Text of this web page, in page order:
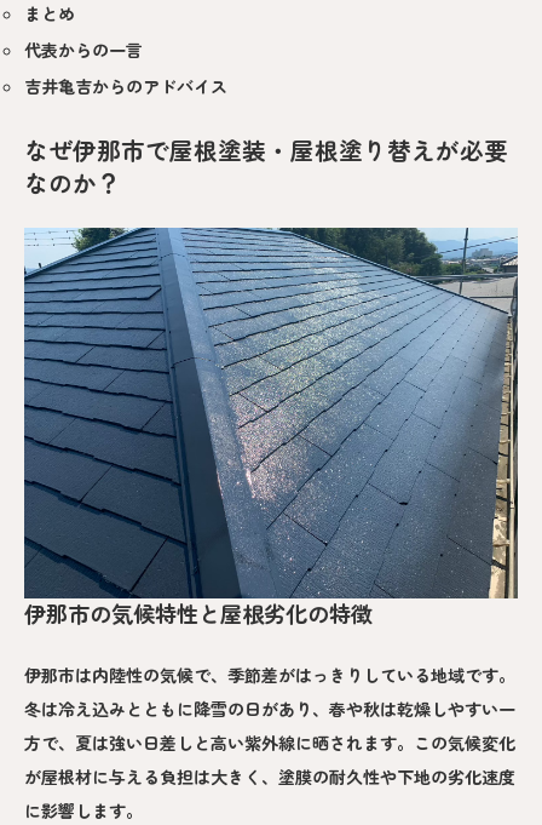
まとめ
代表からの一言
吉井亀吉からのアドバイス
なぜ伊那市で屋根塗装・屋根塗り替えが必要
なのか？
伊那市の気候特性と屋根劣化の特徴
伊那市は内陸性の気候で、季節差がはっきりしている地域です。
冬は冷え込みとともに降雪の日があり、春や秋は乾燥しやすい一
方で、夏は強い日差しと高い紫外線に晒されます。この気候変化
が屋根材に与える負担は大きく、塗膜の耐久性や下地の劣化速度
に影響します。